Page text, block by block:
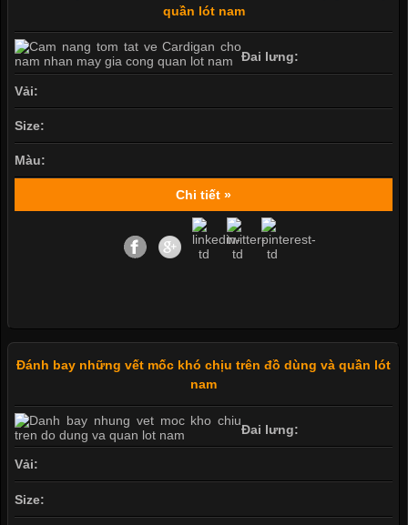
quần lót nam
Đai lưng:
Vải:
Size:
Màu:
Chi tiết »
Đánh bay những vết mốc khó chịu trên đồ dùng và quần lót
nam
Đai lưng:
Vải:
Size: